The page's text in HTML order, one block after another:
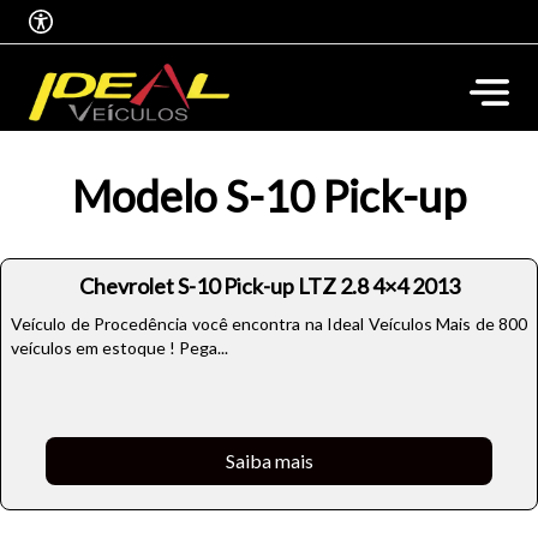
Modelo S-10 Pick-up
Chevrolet S-10 Pick-up LTZ 2.8 4×4 2013
Veículo de Procedência você encontra na Ideal Veículos Mais de 800
veículos em estoque ! Pega...
Saiba mais